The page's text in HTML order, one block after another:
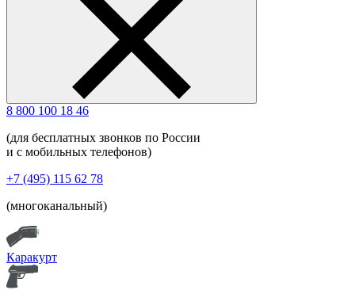
8 800 100 18 46
(для бесплатных звонков по России
и с мобильных телефонов)
+7 (495) 115 62 78
(многоканальный)
Каракурт